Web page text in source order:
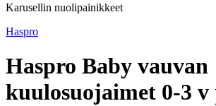
Karusellin nuolipainikkeet
Haspro
Haspro Baby vauvan
kuulosuojaimet 0-3